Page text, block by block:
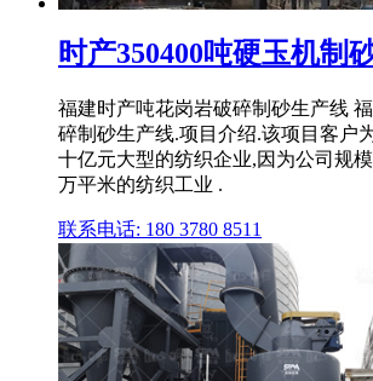
时产350400吨硬玉机制
福建时产吨花岗岩破碎制砂生产线
碎制砂生产线.项目介绍.该项目客户
十亿元大型的纺织企业,因为公司规
万平米的纺织工业 .
联系电话: 180 3780 8511